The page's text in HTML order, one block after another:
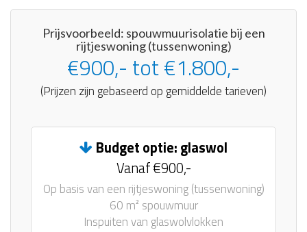
Prijsvoorbeeld: spouwmuurisolatie bij een
rijtjeswoning (tussenwoning)
€900,- tot €1.800,-
(Prijzen zijn gebaseerd op gemiddelde tarieven)
Budget optie: glaswol
Vanaf €900,-
Op basis van een rijtjeswoning (tussenwoning)
60 m² spouwmuur
Inspuiten van glaswolvlokken